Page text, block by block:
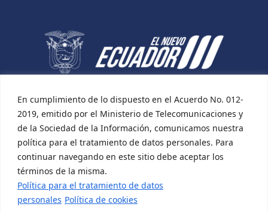
En cumplimiento de lo dispuesto en el Acuerdo No. 012-
2019, emitido por el Ministerio de Telecomunicaciones y
de la Sociedad de la Información, comunicamos nuestra
política para el tratamiento de datos personales. Para
continuar navegando en este sitio debe aceptar los
términos de la misma.
Política para el tratamiento de datos
personales Política de cookies